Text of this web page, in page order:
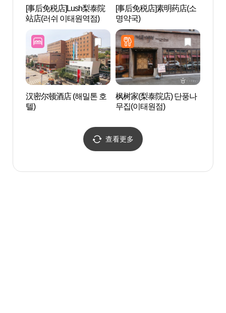
[事后免税店]Lush梨泰院
站店(러쉬 이태원역점)
[事后免税店]素明药店(소
명약국)
汉密尔顿酒店 (해밀톤 호
텔)
枫树家(梨泰院店) 단풍나
무집(이태원점)
查看更多